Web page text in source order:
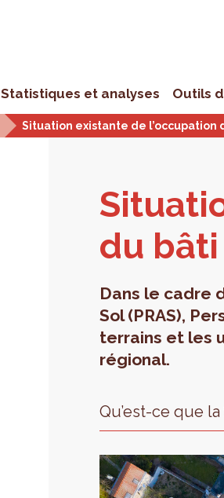
Statistiques et analyses Outils
Situation existante de l’occupation
du
Dans le cadre
Sol (PRAS),
terrains et les
régional.
Qu’est-ce que la